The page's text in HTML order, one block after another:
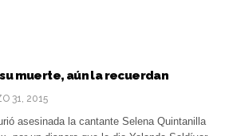
muerte, aún la recuerdan
31, 2015
asesinada la cantante Selena Quintanilla